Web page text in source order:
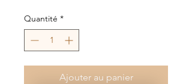
Quantité *
Ajouter au panier